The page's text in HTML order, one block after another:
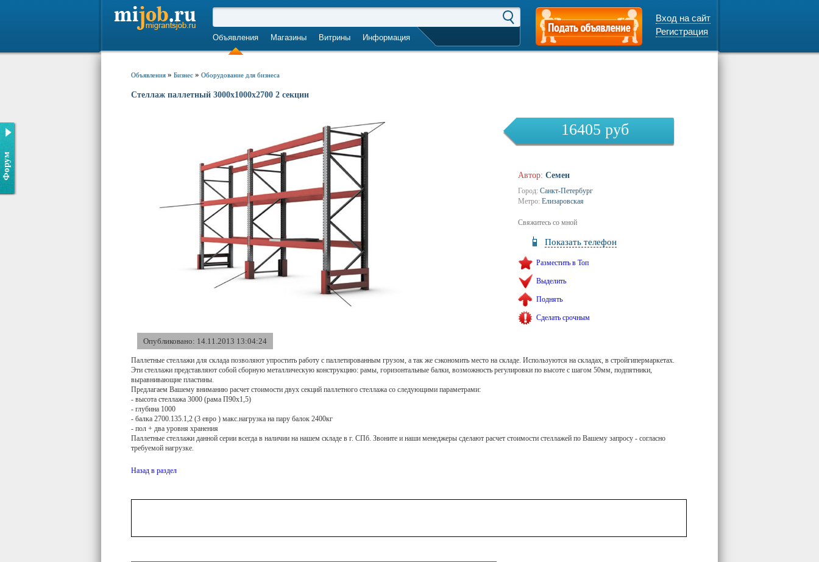
Объявления Магазины Витрины Информация
Вход на сайт
Регистрация
Форум
Объявления » Бизнес » Оборудование для бизнеса
Стеллаж паллетный 3000х1000х2700 2 секции
16405 руб
Автор: Семен
Город: Санкт-Петербург
Метро: Елизаровская
Свяжитесь со мной
Показать телефон
Разместить в Топ
Выделить
Поднять
Сделать срочным
Опубликовано: 14.11.2013 13:04:24
Паллетные стеллажи для склада позволяют упростить работу с паллетированным грузом, а так же сэкономить место на складе. Используются на складах, в стройгипермаркетах.
Эти стеллажи представляют собой сборную металлическую конструкцию: рамы, горизонтальные балки, возможность регулировки по высоте с шагом 50мм, подпятники,
выравнивающие пластины.
Предлагаем Вашему вниманию расчет стоимости двух секций паллетного стеллажа со следующими параметрами:
- высота стеллажа 3000 (рама П90х1,5)
- глубина 1000
- балка 2700.135.1,2 (3 евро ) макс.нагрузка на пару балок 2400кг
- пол + два уровня хранения
Паллетные стеллажи данной серии всегда в наличии на нашем складе в г. СПб. Звоните и наши менеджеры сделают расчет стоимости стеллажей по Вашему запросу - согласно
требуемой нагрузке.
Назад в раздел